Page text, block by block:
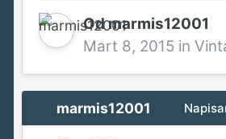
Odmarmis12001
Mart 8, 2015 in
marmis12001